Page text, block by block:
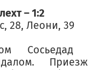
– 1:2
28, Леони, 39
Сосьедад